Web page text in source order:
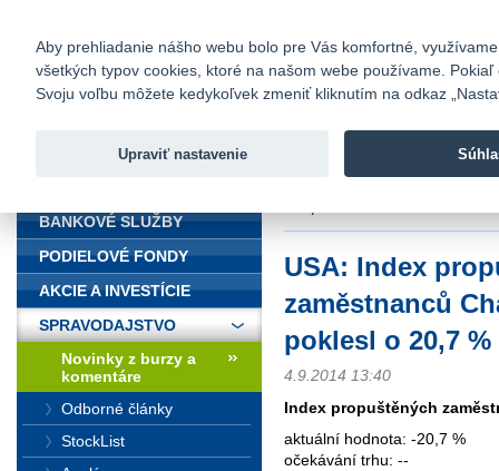
Fio banka
Fio banka
USA: Index
zaměstnanců
poklesl o 20,7 %
4.9.2014 13:40
Index propuštěných
aktuální hodnota: -20,7 %
očekávání trhu: --
BANKOVÉ SLUŽBY
PODIELOVÉ FONDY
AKCIE A INVESTÍCIE
SPRAVODAJSTVO
Novinky z burzy a
komentáre
Odborné články
StockList
Aby prehliadanie nášho webu bolo pre Vás komfortné,
všetkých typov cookies, ktoré na našom webe používame.
Svoju voľbu môžete kedykoľvek zmeniť kliknutím na odkaz
Upraviť nastavenie